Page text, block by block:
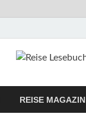
REISE MAGAZIN